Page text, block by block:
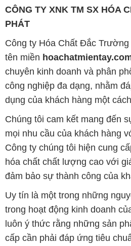
CÔNG TY XNK TM SX HÓA
PHÁT
Công ty Hóa Chất Đắc
tên miền
chuyên kinh doanh và phân
công nghiệp đa dạng, nhằm
dụng của khách hàng một
Chúng tôi cam kết mang đến
mọi nhu cầu của khách hàng
Công ty chúng tôi hiện cung
hóa chất chất lượng cao với
đảm bảo sự thành công của
Uy tín là một trong những
trong hoạt động kinh doanh
luôn ý thức rằng những sản
cấp cần phải đáp ứng tiêu